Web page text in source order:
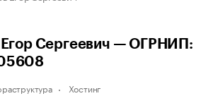
Сергеевич — ОГРНИП:
Хостинг